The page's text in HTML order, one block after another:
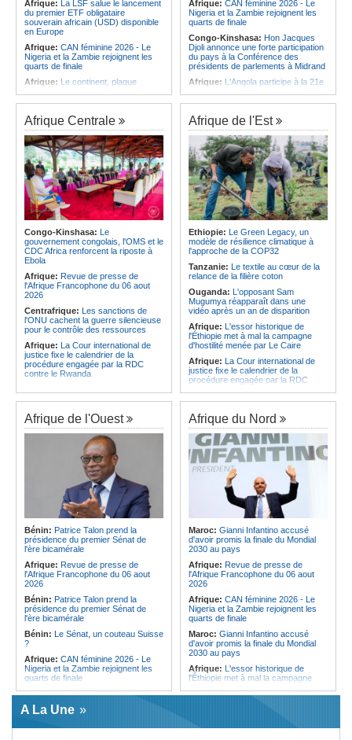
Afrique:
La LSF salue le lancement
du premier ETF obligataire
souverain africain (USD) disponible
en Europe
Afrique: CAN féminine 2026 - Le
Nigeria et la Zambie rejoignent les
quarts de finale
Afrique: Le continent, plaque
Afrique:Pourquoi l'avenir du textile
africain est bien plus prometteur que
ne le laissent penser les chiffres
Afrique:L'essor historique de
l'Éthiopie met à mal la campagne
d'hostilité menée par Le Caire
Afrique:La Cour international de
justice fixe le calendrier de la
procédure engagée par la RDC
contre le Rwanda
Afrique:Ligue des Champions de la
CAF - L'Espérance exemptée au
premier tour, le Club Africain hérite
du Djoliba AC
Afrique: Un consortium européen
développe un modèle de production
novateur pour les ingrédients
opportunité pour le pays
Afrique: CAN féminine 2026 - Le
Nigeria et la Zambie rejoignent les
quarts de finale
Congo-Kinshasa: Hon Jacques
Djoli annonce une forte participation
du pays à la Conférence des
présidents de parlements à Midrand
Afrique: L'Angola participe à la 21e
Afrique:CAN féminine - La Côte
d'Ivoire affrontera l'Algérie et le
Maroc fera face à l'Afrique du Sud
en quarts
Afrique: Revue de presse de
l'Afrique francophone du 05 août
2026
Afrique:L'Angola et l'UA préparent
le sommet sur la prévention et la
résolution des conflits
Angola:Le paiement échelonné
des services touristiques démarre
ce jeudi
Angola:Jiu-jitsu - Le pays
décroche une troisième médaille à
Afrique Centrale
Congo-Kinshasa: Le
gouvernement congolais, l'OMS et le
CDC Africa renforcent la riposte à
Ebola
Afrique: Revue de presse de
l'Afrique Francophone du 06 aout
2026
Centrafrique: Les sanctions de
l'ONU cachent la guerre silencieuse
pour le contrôle des ressources
Afrique: La Cour international de
justice fixe le calendrier de la
procédure engagée par la RDC
contre le Rwanda
Congo-Kinshasa:Plan stratégique
triennal 2026-2028 - L'IGF place la
digitalisation au coeur des réformes
Congo-Kinshasa:RDC - Félix
Tshisekedi place le CEFOCK au
coeur de bataille de l'appropriation
du Génocost !
Congo-Kinshasa: Matadi - Le
Kongo Central lance la campagne
de sensibilisation au deuxième
Recensement général de la
population et de l'habitat
Congo-Kinshasa: Le VPM Shabani
remet aux organisations politiques la
directive ministérielle de l'année
politique 2026
Congo-Kinshasa:Gratien de
Saint-Nicolas Iracan - « Je ne
soutiendrai jamais un dialogue
destiné au partage du pouvoir ou à
la légitimation des groupes armés »
Afrique de l'Est
Ethiopie: Le Green Legacy, un
modèle de résilience climatique à
l'approche de la COP32
Tanzanie: Le textile au cœur de la
relance de la filière coton
Ouganda: L'opposant Sam
Mugumya réapparaît dans une
vidéo après un an de disparition
Afrique: L'essor historique de
l'Éthiopie met à mal la campagne
d'hostilité menée par Le Caire
Afrique: La Cour international de
justice fixe le calendrier de la
procédure engagée par la RDC
Ethiopie:Addis-Abeba - L'église
d'Afrique lance officiellement son
'cheminement' vers la grande
Assemblée de 2028
Afrique de l'Est: Le pari du régime
érythréen - Pousser le Tigray vers
une zone tampon dans le cadre
d'une nouvelle guerre par
procuration
Ethiopie:Le Premier ministre Abiy
inaugure le nouveau terminal de
l'aéroport international de Bahir Dar
Afrique:La Croix-Rouge
éthiopienne appelle à une
mobilisation accrue des ressources
locales en Afrique
Afrique de l'Est:
les moyens, entraver la coopération
équitable par tous les moyens
Afrique de l'Ouest
Bénin: Patrice Talon prend la
présidence du premier Sénat de
l'ère bicamérale
Afrique: Revue de presse de
l'Afrique Francophone du 06 aout
2026
Bénin: Patrice Talon prend la
présidence du premier Sénat de
l'ère bicamérale
Bénin: Le Sénat, un couteau Suisse
?
Afrique: CAN féminine 2026 - Le
Nigeria et la Zambie rejoignent les
quarts de finale
Afrique:Le continent, plaque
tournante des faux ordres de
virement
Mali:Achat d'un avion présidentiel -
Afrique du Nord
Maroc: Gianni Infantino accusé
d'avoir promis la finale du Mondial
2030 au pays
Afrique: Revue de presse de
l'Afrique Francophone du 06 aout
2026
Afrique: CAN féminine 2026 - Le
Nigeria et la Zambie rejoignent les
quarts de finale
Maroc: Gianni Infantino accusé
d'avoir promis la finale du Mondial
2030 au pays
Afrique: L'essor historique de
l'Éthiopie met à mal la campagne
A La Une